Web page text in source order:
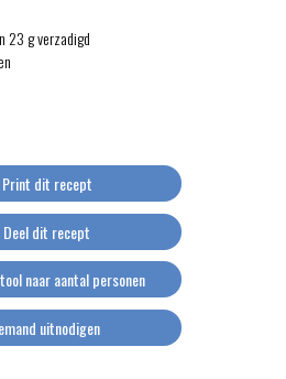
23 g verzadigd
Print dit recept
Deel dit recept
naar aantal personen
uitnodigen